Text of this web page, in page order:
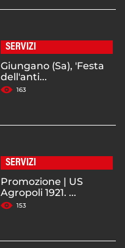
SERVIZI
Giungano (Sa), 'Festa
dell'anti...
163
SERVIZI
Promozione | US
Agropoli 1921. ...
153